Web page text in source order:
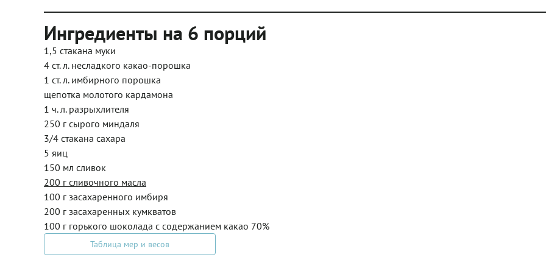
Ингредиенты на 6 порций
1,5 стакана муки
4 ст. л. несладкого какао-порошка
1 ст. л. имбирного порошка
щепотка молотого кардамона
1 ч. л. разрыхлителя
250 г сырого миндаля
3/4 стакана сахара
5 яиц
150 мл сливок
200 г сливочного масла
100 г засахаренного имбиря
200 г засахаренных кумкватов
100 г горького шоколада с содержанием какао 70%
Таблица мер и весов